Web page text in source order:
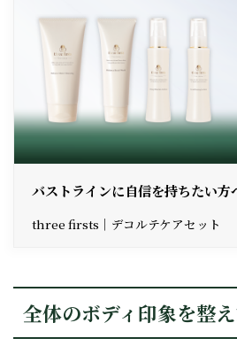
バストラインに自信を持ちたい方
three firsts｜デコルテケアセット
全体のボディ印象を整